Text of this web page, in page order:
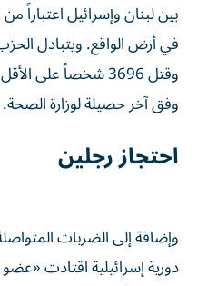
في أرض الواقع. ويتبادل
وقتل 3696 شخصاً على
وفق آخر حصيلة لوزارة الصحة.
احتجاز رجلين
وإضافة إلى الضربات
دورية إسرائيلية اقتادت